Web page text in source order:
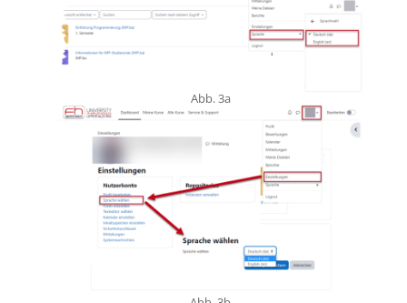
Abb. 3a